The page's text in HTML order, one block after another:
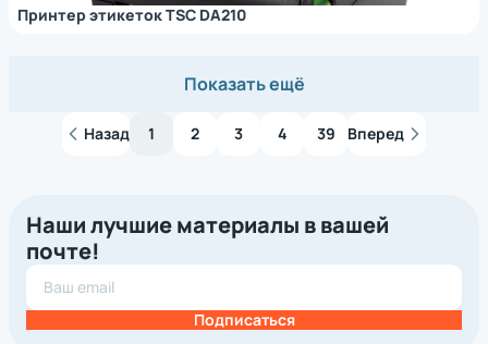
Принтер этикеток TSC DA210
Показать ещё
Назад 1 2 3 4 39 Вперед
Наши лучшие материалы в вашей
почте!
Подписаться